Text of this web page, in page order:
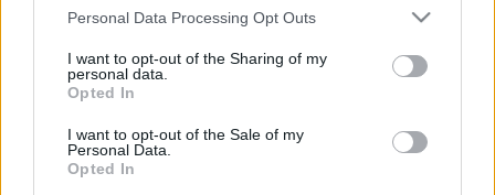
Please note that this website/app uses one or more Google
not limited to your visit or usage behaviour. You may click to
grant or deny consent to Google and its third-party tags to
use your data for below specified purposes in below Google
consent section.
Personal Data Processing Opt Outs
I want to opt-out of the Sharing of my
personal data.
Opted In
I want to opt-out of the Sale of my
Personal Data.
Opted In
Eörsi is elismerte, hogy az Európa Tanács parlamenti
közgyűlése a mostani döntéssel kínos helyzetbe került:
szerinte egyáltalán nem kellett volna ezt a témát napirendre
Jelentésében Lengagne hangsúlyozza: az evolúciós